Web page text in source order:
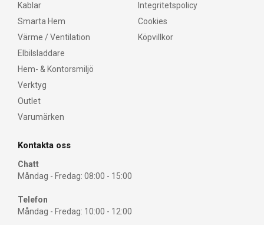
Kablar
Smarta Hem
Värme / Ventilation
Elbilsladdare
Hem- & Kontorsmiljö
Verktyg
Outlet
Varumärken
Integritetspolicy
Cookies
Köpvillkor
Kontakta oss
Chatt
Måndag - Fredag: 08:00 - 15:00
Telefon
Måndag - Fredag: 10:00 - 12:00